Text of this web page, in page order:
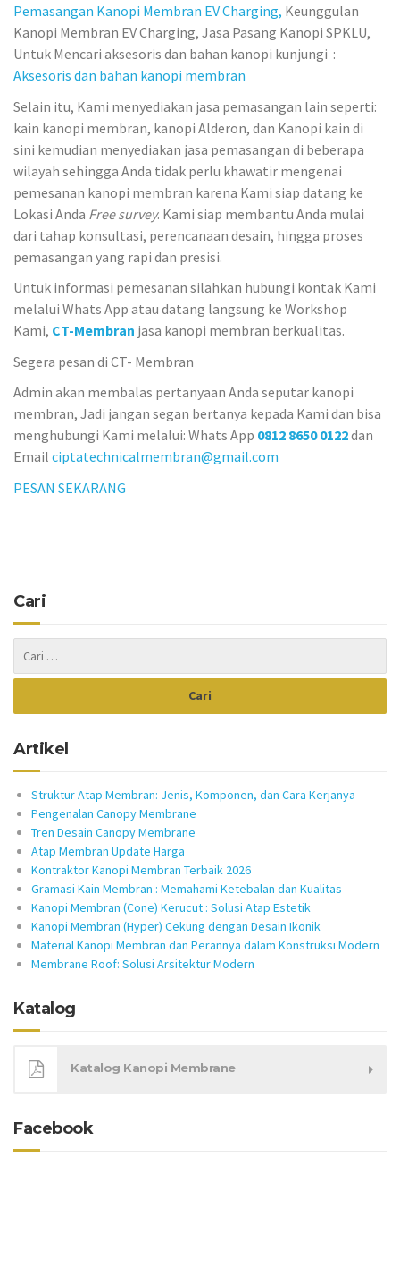
Pemasangan Kanopi Membran EV Charging, Keunggulan
Kanopi Membran EV Charging, Jasa Pasang Kanopi SPKLU,
Untuk Mencari aksesoris dan bahan kanopi kunjungi :
Aksesoris dan bahan kanopi membran
Selain itu, Kami menyediakan jasa pemasangan lain seperti:
kain kanopi membran, kanopi Alderon, dan Kanopi kain di
sini kemudian menyediakan jasa pemasangan di beberapa
wilayah sehingga Anda tidak perlu khawatir mengenai
pemesanan kanopi membran karena Kami siap datang ke
Lokasi Anda Free survey. Kami siap membantu Anda mulai
dari tahap konsultasi, perencanaan desain, hingga proses
pemasangan yang rapi dan presisi.
Untuk informasi pemesanan silahkan hubungi kontak Kami
melalui Whats App atau datang langsung ke Workshop
Kami, CT-Membran jasa kanopi membran berkualitas.
Segera pesan di CT- Membran
Admin akan membalas pertanyaan Anda seputar kanopi
membran, Jadi jangan segan bertanya kepada Kami dan bisa
menghubungi Kami melalui: Whats App 0812 8650 0122dan
Email ciptatechnicalmembran@gmail.com
PESAN SEKARANG
Cari
Artikel
Struktur Atap Membran: Jenis, Komponen, dan Cara Kerjanya
Pengenalan Canopy Membrane
Tren Desain Canopy Membrane
Atap Membran Update Harga
Kontraktor Kanopi Membran Terbaik 2026
Gramasi Kain Membran : Memahami Ketebalan dan Kualitas
Kanopi Membran (Cone) Kerucut : Solusi Atap Estetik
Kanopi Membran (Hyper) Cekung dengan Desain Ikonik
Material Kanopi Membran dan Perannya dalam Konstruksi Modern
Membrane Roof: Solusi Arsitektur Modern
Katalog
Katalog Kanopi Membrane
Facebook